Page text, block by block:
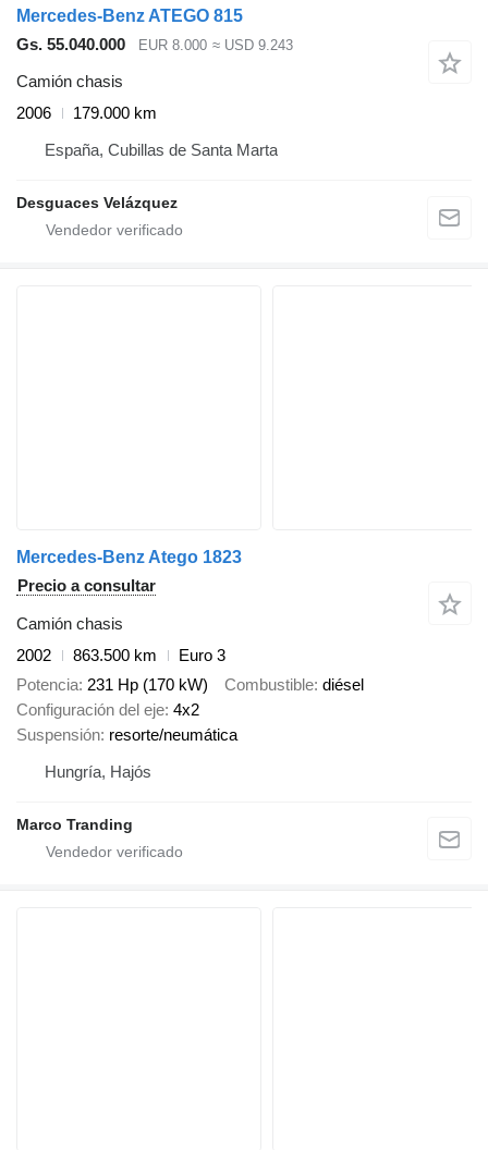
Mercedes-Benz ATEGO 815
Gs. 55.040.000
EUR 8.000 ≈ USD 9.243
Camión chasis
2006
179.000 km
España, Cubillas de Santa Marta
Desguaces Velázquez
Mercedes-Benz Atego 1823
Precio a consultar
Camión chasis
2002
863.500 km
Euro 3
Potencia 231 Hp (170 kW) Combustible diésel
Configuración del eje 4x2
Suspensión resorte/neumática
Hungría, Hajós
Marco Tranding